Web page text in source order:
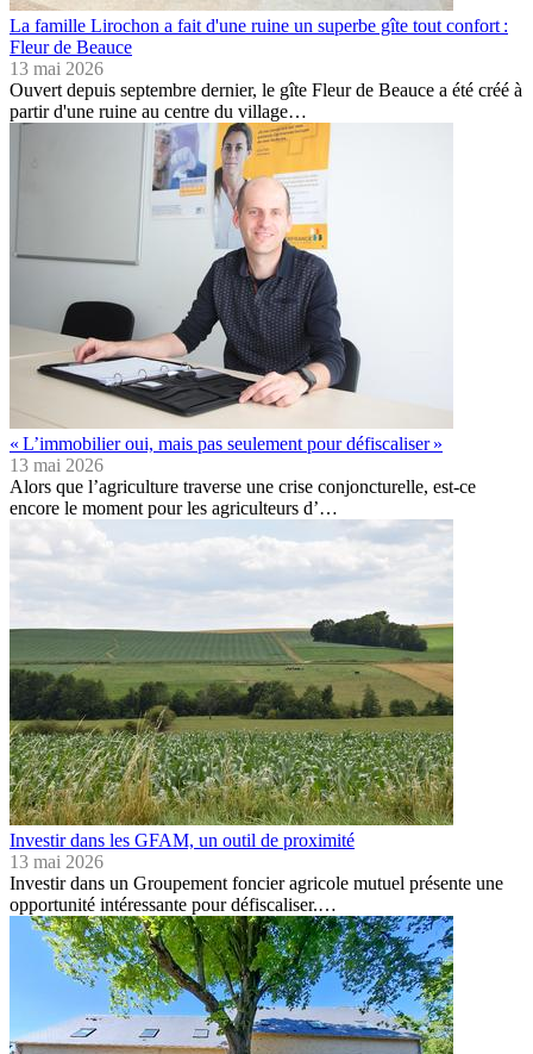
La famille Lirochon a fait d'une ruine un superbe gîte tout confort :
Fleur de Beauce
13 mai 2026
Ouvert depuis septembre dernier, le gîte Fleur de Beauce a été créé à
partir d'une ruine au centre du village…
« L’immobilier oui, mais pas seulement pour défiscaliser »
13 mai 2026
Alors que l’agriculture traverse une crise conjoncturelle, est-ce
encore le moment pour les agriculteurs d’…
Investir dans les GFAM, un outil de proximité
13 mai 2026
Investir dans un Groupement foncier agricole mutuel présente une
opportunité intéressante pour défiscaliser.…